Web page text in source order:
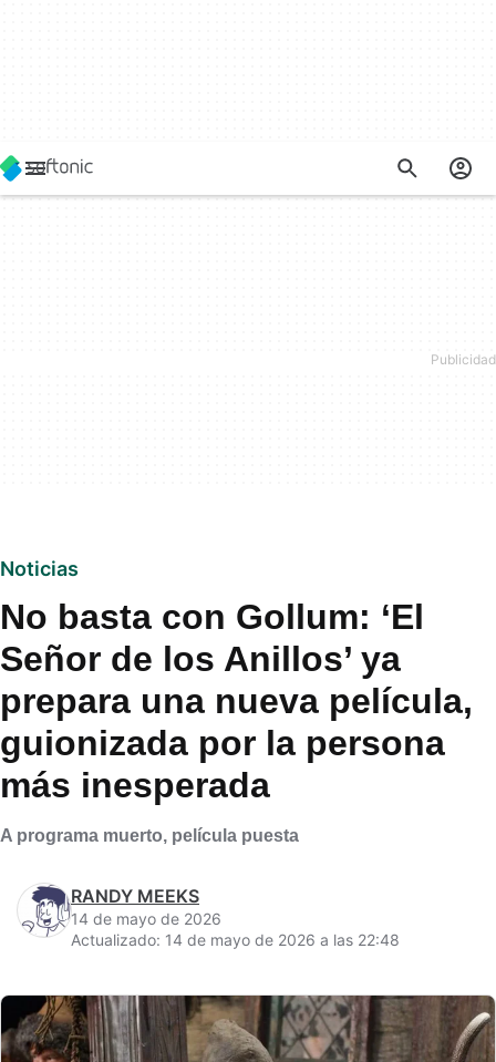
Noticias
No basta con Gollum: ‘El
Señor de los Anillos’ ya
prepara una nueva película,
guionizada por la persona
más inesperada
A programa muerto, película puesta
RANDY MEEKS
14 de mayo de 2026
Actualizado: 14 de mayo de 2026 a las 22:48